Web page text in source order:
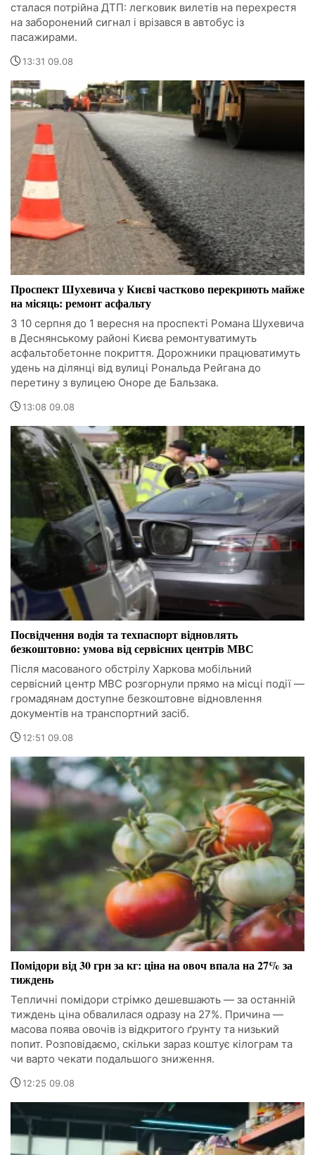
сталася потрійна ДТП: легковик вилетів на перехрестя
на заборонений сигнал і врізався в автобус із
пасажирами.
13:31 09.08
Проспект Шухевича у Києві частково перекриють майже
на місяць: ремонт асфальту
З 10 серпня до 1 вересня на проспекті Романа Шухевича
в Деснянському районі Києва ремонтуватимуть
асфальтобетонне покриття. Дорожники працюватимуть
удень на ділянці від вулиці Рональда Рейгана до
перетину з вулицею Оноре де Бальзака.
13:08 09.08
Посвідчення водія та техпаспорт відновлять
безкоштовно: умова від сервісних центрів МВС
Після масованого обстрілу Харкова мобільний
сервісний центр МВС розгорнули прямо на місці події —
громадянам доступне безкоштовне відновлення
документів на транспортний засіб.
12:51 09.08
Помідори від 30 грн за кг: ціна на овоч впала на 27% за
тиждень
Тепличні помідори стрімко дешевшають — за останній
тиждень ціна обвалилася одразу на 27%. Причина —
масова поява овочів із відкритого ґрунту та низький
попит. Розповідаємо, скільки зараз коштує кілограм та
чи варто чекати подальшого зниження.
12:25 09.08